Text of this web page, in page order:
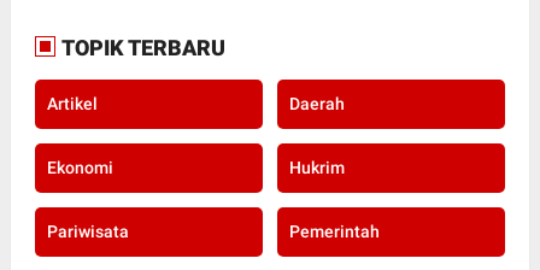
TOPIK TERBARU
Artikel Daerah
Ekonomi Hukrim
Pariwisata Pemerintah